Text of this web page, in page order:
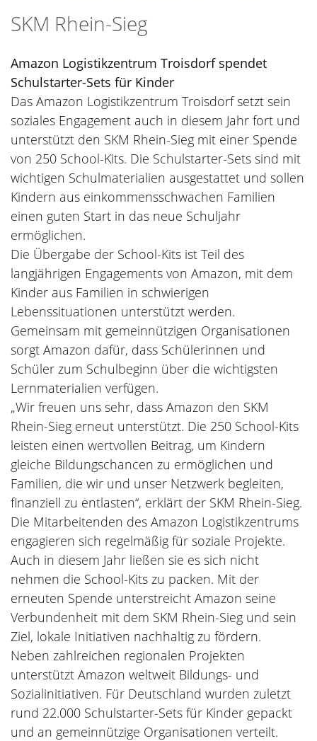
SKM Rhein-Sieg
Amazon Logistikzentrum Troisdorf spendet
Schulstarter-Sets für Kinder
Das Amazon Logistikzentrum Troisdorf setzt sein
soziales Engagement auch in diesem Jahr fort und
unterstützt den SKM Rhein-Sieg mit einer Spende
von 250 School-Kits. Die Schulstarter-Sets sind mit
wichtigen Schulmaterialien ausgestattet und sollen
Kindern aus einkommensschwachen Familien
einen guten Start in das neue Schuljahr
ermöglichen.
Die Übergabe der School-Kits ist Teil des
langjährigen Engagements von Amazon, mit dem
Kinder aus Familien in schwierigen
Lebenssituationen unterstützt werden.
Gemeinsam mit gemeinnützigen Organisationen
sorgt Amazon dafür, dass Schülerinnen und
Schüler zum Schulbeginn über die wichtigsten
Lernmaterialien verfügen.
„Wir freuen uns sehr, dass Amazon den SKM
Rhein-Sieg erneut unterstützt. Die 250 School-Kits
leisten einen wertvollen Beitrag, um Kindern
gleiche Bildungschancen zu ermöglichen und
Familien, die wir und unser Netzwerk begleiten,
finanziell zu entlasten“, erklärt der SKM Rhein-Sieg.
Die Mitarbeitenden des Amazon Logistikzentrums
engagieren sich regelmäßig für soziale Projekte.
Auch in diesem Jahr ließen sie es sich nicht
nehmen die School-Kits zu packen. Mit der
erneuten Spende unterstreicht Amazon seine
Verbundenheit mit dem SKM Rhein-Sieg und sein
Ziel, lokale Initiativen nachhaltig zu fördern.
Neben zahlreichen regionalen Projekten
unterstützt Amazon weltweit Bildungs- und
Sozialinitiativen. Für Deutschland wurden zuletzt
rund 22.000 Schulstarter-Sets für Kinder gepackt
und an gemeinnützige Organisationen verteilt.